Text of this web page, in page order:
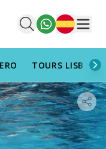
Español
TOURS LISBOA